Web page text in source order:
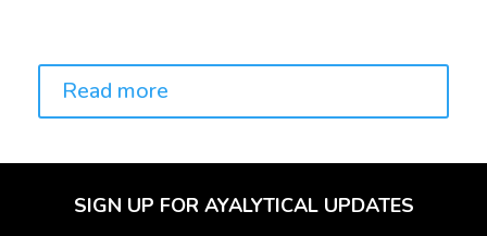
Read more
SIGN UP FOR AYALYTICAL UPDATES